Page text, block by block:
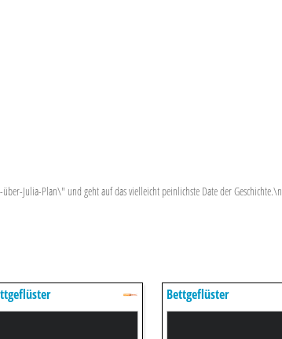
Julia-Plan\" und geht auf das vielleicht peinlichste Date der Geschichte.\n
Bettgeflüster